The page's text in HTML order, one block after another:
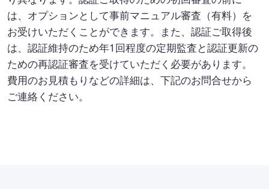
は、オプションとして事前マニュアル審査（有料）を
お受けいただくことができます。また、認証ご取得後
は、認証維持のため年1回程度の定期監査と認証更新の
ための再認証審査を受けていただく必要があります。
費用のお見積もりなどの詳細は、下記のお問合せから
ご連絡ください。